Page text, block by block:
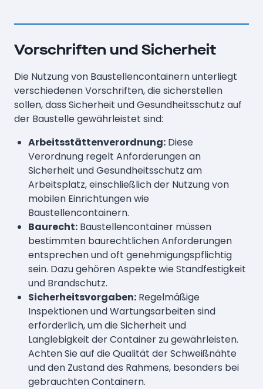
Vorschriften und Sicherheit
Die Nutzung von Baustellencontainern unterliegt
verschiedenen Vorschriften, die sicherstellen
sollen, dass Sicherheit und Gesundheitsschutz auf
der Baustelle gewährleistet sind:
Arbeitsstättenverordnung: Diese
Verordnung regelt Anforderungen an
Sicherheit und Gesundheitsschutz am
Arbeitsplatz, einschließlich der Nutzung von
mobilen Einrichtungen wie
Baustellencontainern.
Baurecht: Baustellencontainer müssen
bestimmten baurechtlichen Anforderungen
entsprechen und oft genehmigungspflichtig
sein. Dazu gehören Aspekte wie Standfestigkeit
und Brandschutz.
Sicherheitsvorgaben: Regelmäßige
Inspektionen und Wartungsarbeiten sind
erforderlich, um die Sicherheit und
Langlebigkeit der Container zu gewährleisten.
Achten Sie auf die Qualität der Schweißnähte
und den Zustand des Rahmens, besonders bei
gebrauchten Containern.